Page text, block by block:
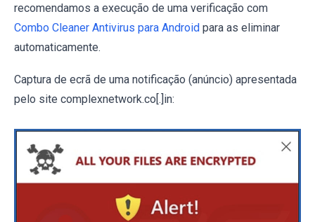
recomendamos a execução de uma verificação com
Combo Cleaner Antivirus para Android para as eliminar
automaticamente.
Captura de ecrã de uma notificação (anúncio) apresentada
pelo site complexnetwork.co[.]in: